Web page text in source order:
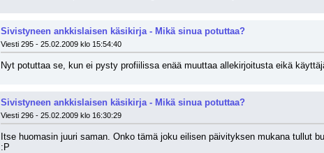
Sivistyneen ankkislaisen käsikirja - Mikä sinua potuttaa?
Viesti 295 - 25.02.2009 klo 15:54:40
Nyt potuttaa se, kun ei pysty profiilissa enää muuttaa allekirjoitusta eikä
Sivistyneen ankkislaisen käsikirja - Mikä sinua potuttaa?
Viesti 296 - 25.02.2009 klo 16:30:29
Itse huomasin juuri saman. Onko tämä joku eilisen päivityksen mukana tullut
:P